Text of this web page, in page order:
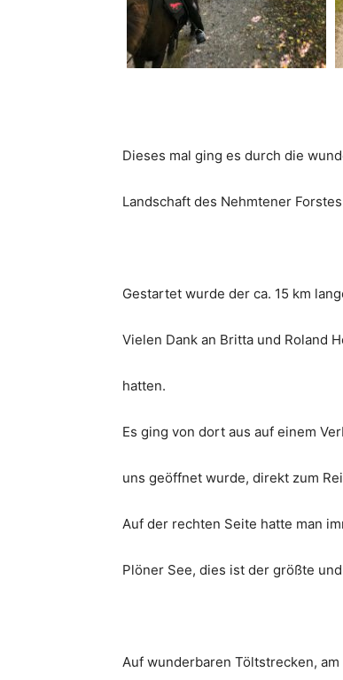
Dieses mal ging es durch die
Landschaft des Nehmtener
Gestartet wurde der ca. 15 km
Vielen Dank an Britta und Roland
hatten.
Es ging von dort aus auf einem
uns geöffnet wurde, direkt zum
Auf der rechten Seite hatte man
Plöner See, dies ist der größte
Auf wunderbaren Töltstrecken,